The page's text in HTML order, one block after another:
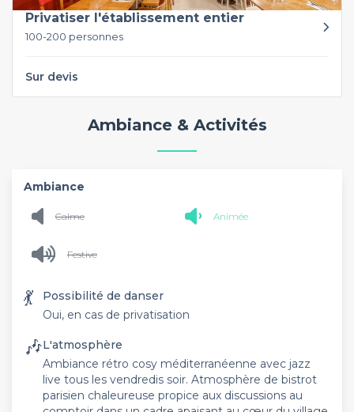
Privatiser l'établissement entier
100-200 personnes
Sur devis
Ambiance & Activités
Ambiance
Calme Animée
Festive
💃
Possibilité de danser
Oui, en cas de privatisation
🎶L'atmosphère
Ambiance rétro cosy méditerranéenne avec jazz
live tous les vendredis soir. Atmosphère de bistrot
parisien chaleureuse propice aux discussions au